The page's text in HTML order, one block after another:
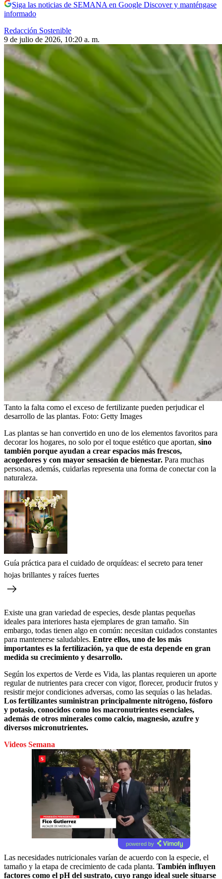
Siga las noticias de SEMANA en Google Discover y manténgase
informado
Redacción Sostenible
9 de julio de 2026, 10:20 a. m.
Tanto la falta como el exceso de fertilizante pueden perjudicar el
desarrollo de las plantas. Foto: Getty Images
Las plantas se han convertido en uno de los elementos favoritos para
decorar los hogares, no solo por el toque estético que aportan, sino
también porque ayudan a crear espacios más frescos,
acogedores y con mayor sensación de bienestar. Para muchas
personas, además, cuidarlas representa una forma de conectar con la
naturaleza.
Guía práctica para el cuidado de orquídeas: el secreto para tener
hojas brillantes y raíces fuertes
Existe una gran variedad de especies, desde plantas pequeñas
ideales para interiores hasta ejemplares de gran tamaño. Sin
embargo, todas tienen algo en común: necesitan cuidados constantes
para mantenerse saludables. Entre ellos, uno de los más
importantes es la fertilización, ya que de esta depende en gran
medida su crecimiento y desarrollo.
Según los expertos de Verde es Vida, las plantas requieren un aporte
regular de nutrientes para crecer con vigor, florecer, producir frutos y
resistir mejor condiciones adversas, como las sequías o las heladas.
Los fertilizantes suministran principalmente nitrógeno, fósforo
y potasio, conocidos como los macronutrientes esenciales,
además de otros minerales como calcio, magnesio, azufre y
diversos micronutrientes.
Videos Semana
powered by
Las necesidades nutricionales varían de acuerdo con la especie, el
tamaño y la etapa de crecimiento de cada planta. También influyen
factores como el pH del sustrato, cuyo rango ideal suele situarse